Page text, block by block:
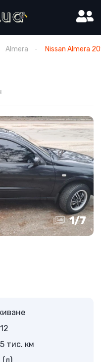
Almera Nissan Almera
1/7
тис. км